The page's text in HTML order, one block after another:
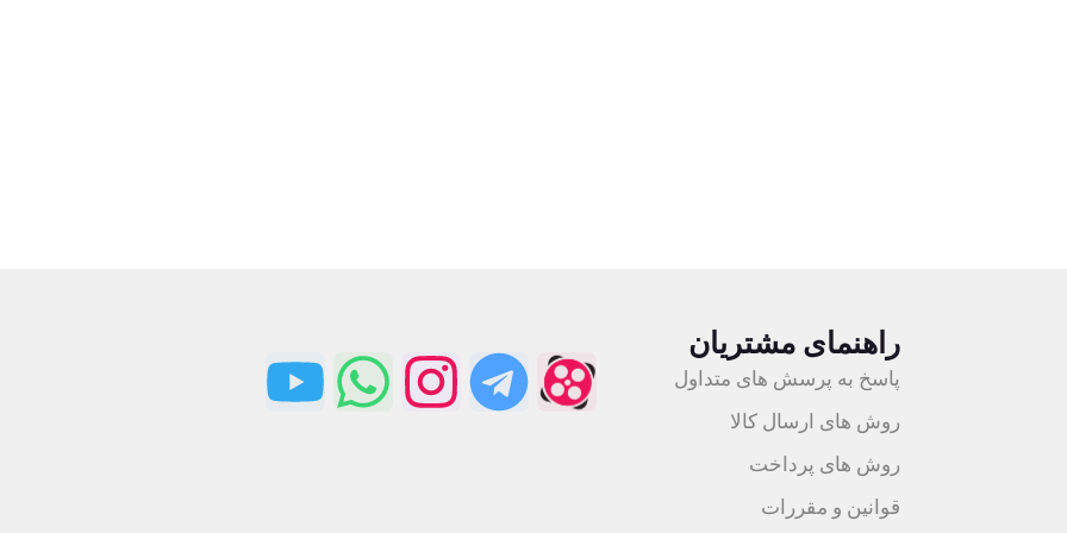
راهنمای مشتریان
پاسخ به پرسش های متداول
روش های ارسال کالا
روش های پرداخت
قوانین و مقررات